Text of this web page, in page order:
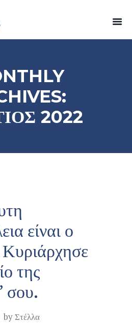
2022
είναι ο
της
σου.
byΣτέλλα